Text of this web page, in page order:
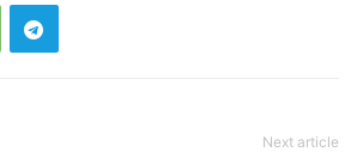
Next article